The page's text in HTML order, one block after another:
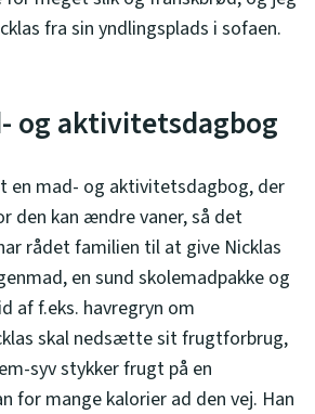
fra sin yndlingsplads i sofaen.
og aktivitetsdagbog
en mad- og aktivitetsdagbog, der
den kan ændre vaner, så det
rådet familien til at give Nicklas
en sund skolemadpakke og
f.eks. havregryn om
skal nedsætte sit frugtforbrug,
syv stykker frugt på en
for mange kalorier ad den vej. Han